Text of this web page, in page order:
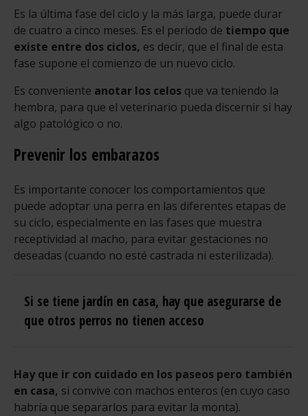
Es la última fase del ciclo y la más larga, puede durar
de cuatro a cinco meses. Es el periodo de tiempo que
existe entre dos ciclos, es decir, que el final de esta
fase supone el comienzo de un nuevo ciclo.
Es conveniente anotar los celos que va teniendo la
hembra, para que el veterinario pueda discernir si hay
algo patológico o no.
Prevenir los embarazos
Es importante conocer los comportamientos que
puede adoptar una perra en las diferentes etapas de
su ciclo, especialmente en las fases que muestra
receptividad al macho, para evitar gestaciones no
deseadas (cuando no esté castrada ni esterilizada).
Si se tiene jardín en casa, hay que asegurarse de
que otros perros no tienen acceso
Hay que ir con cuidado en los paseos pero también
en casa, si convive con machos enteros (en cuyo caso
habría que separarlos para evitar la monta).